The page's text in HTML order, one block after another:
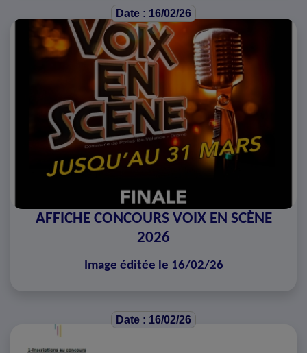
Date : 16/02/26
AFFICHE CONCOURS VOIX EN SCÈNE
2026
Image éditée le 16/02/26
Date : 16/02/26